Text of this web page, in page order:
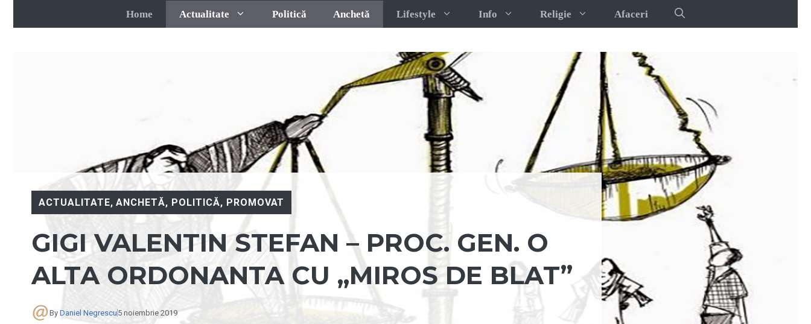
Home Actualitate Politică Anchetă Lifestyle Info Religie Afaceri
ACTUALITATE,ANCHETĂ, POLITICĂ, PROMOVAT
GIGI VALENTIN STEFAN – PROC. GEN. O
ALTA ORDONANTA CU „MIROS DE BLAT”
By Daniel Negrescu 5 noiembrie 2019